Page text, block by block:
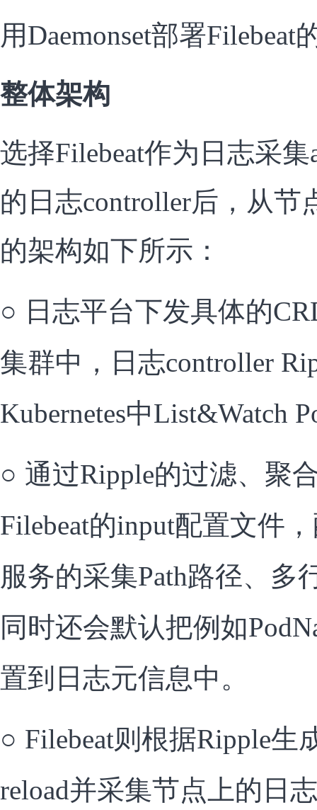
用Daemonset部署Filebeat
整体架构
选择Filebeat作为日志采
的日志controller后，从节
的架构如下所示：
○ 日志平台下发具体的
集群中，日志controller
Kubernetes中List&Watch
○ 通过Ripple的过滤、聚
Filebeat的input配置文件
服务的采集Path路径、多
同时还会默认把例如
置到日志元信息中。
○ Filebeat则根据Ripple生
reload并采集节点上的日